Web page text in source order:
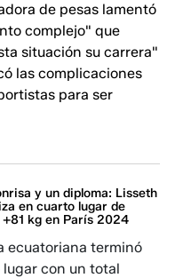
de pesas lamentó
complejo" que
situación su carrera"
las complicaciones
para ser
y un diploma: Lisseth
en cuarto lugar de
kg en París 2024
ecuatoriana terminó
con un total